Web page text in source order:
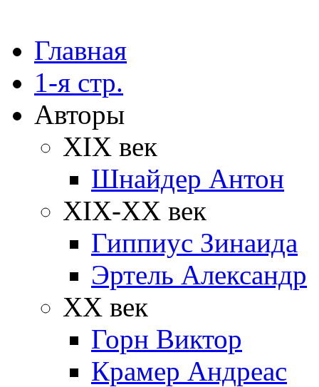
Главная
1-я стр.
Авторы
XIX век
Шнайдер Антон
XIX-XX век
Гиппиус Зинаида
Эртель Александр
XX век
Горн Виктор
Крамер Андреас